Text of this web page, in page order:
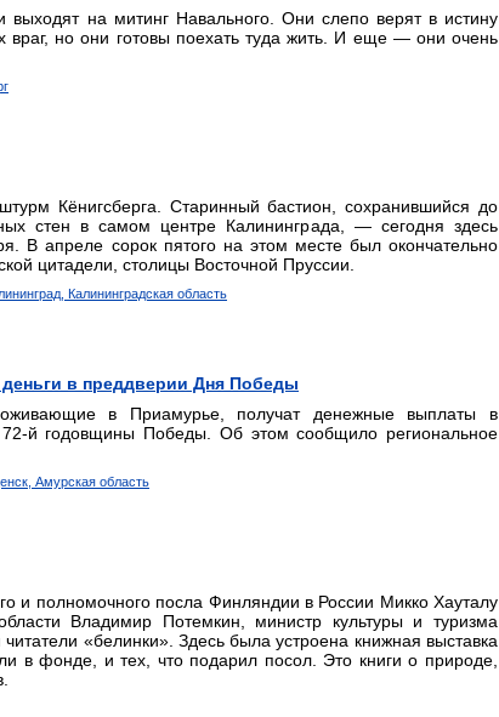
на митинг Навального. Они слепо верят в истину
враг, но они готовы поехать туда жить. И еще — они очень
Кёнигсберга. Старинный бастион, сохранившийся до
стен в самом центре Калининграда, — сегодня здесь
В апреле сорок пятого на этом месте был окончательно
цитадели, столицы Восточной Пруссии.
Калининградская область
в преддверии Дня Победы
в Приамурье, получат денежные выплаты в
й годовщины Победы. Об этом сообщило региональное
Амурская область
и полномочного посла Финляндии в России Микко Хауталу
Владимир Потемкин, министр культуры и туризма
«белинки». Здесь была устроена книжная выставка
в фонде, и тех, что подарил посол. Это книги о природе,